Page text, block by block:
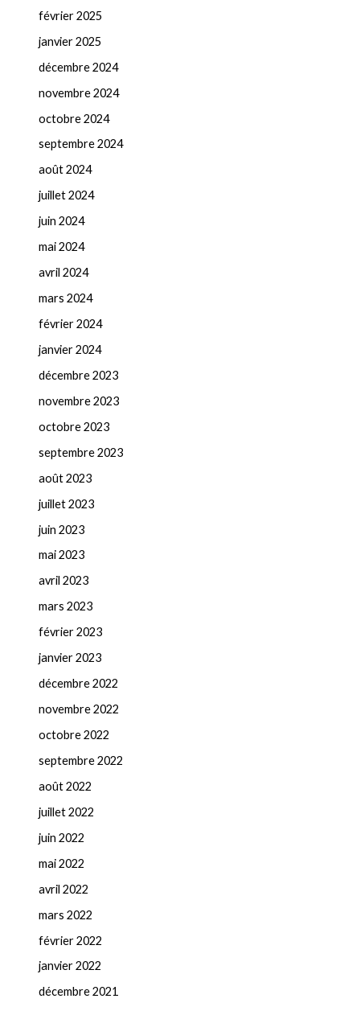
février 2025
janvier 2025
décembre 2024
novembre 2024
octobre 2024
septembre 2024
août 2024
juillet 2024
juin 2024
mai 2024
avril 2024
mars 2024
février 2024
janvier 2024
décembre 2023
novembre 2023
octobre 2023
septembre 2023
août 2023
juillet 2023
juin 2023
mai 2023
avril 2023
mars 2023
février 2023
janvier 2023
décembre 2022
novembre 2022
octobre 2022
septembre 2022
août 2022
juillet 2022
juin 2022
mai 2022
avril 2022
mars 2022
février 2022
janvier 2022
décembre 2021